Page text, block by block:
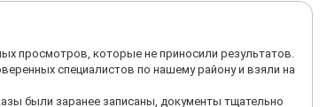
просмотров, которые не приносили результатов.
специалистов по нашему району и взяли на
были заранее записаны, документы тщательно